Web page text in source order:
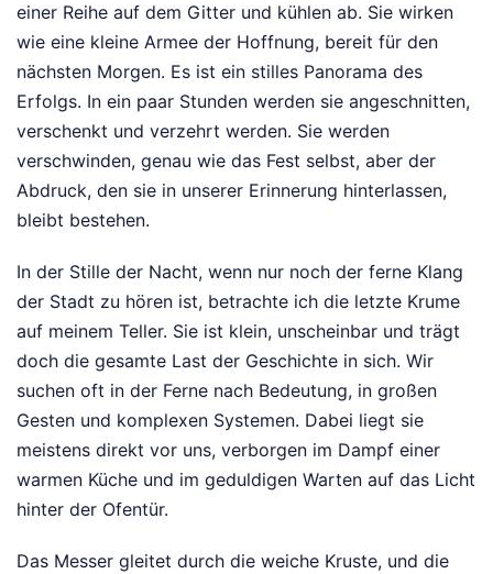
einer Reihe auf dem Gitter und kühlen ab. Sie wirken
wie eine kleine Armee der Hoffnung, bereit für den
nächsten Morgen. Es ist ein stilles Panorama des
Erfolgs. In ein paar Stunden werden sie angeschnitten,
verschenkt und verzehrt werden. Sie werden
verschwinden, genau wie das Fest selbst, aber der
Abdruck, den sie in unserer Erinnerung hinterlassen,
bleibt bestehen.
In der Stille der Nacht, wenn nur noch der ferne Klang
der Stadt zu hören ist, betrachte ich die letzte Krume
auf meinem Teller. Sie ist klein, unscheinbar und trägt
doch die gesamte Last der Geschichte in sich. Wir
suchen oft in der Ferne nach Bedeutung, in großen
Gesten und komplexen Systemen. Dabei liegt sie
meistens direkt vor uns, verborgen im Dampf einer
warmen Küche und im geduldigen Warten auf das Licht
hinter der Ofentür.
Das Messer gleitet durch die weiche Kruste, und die